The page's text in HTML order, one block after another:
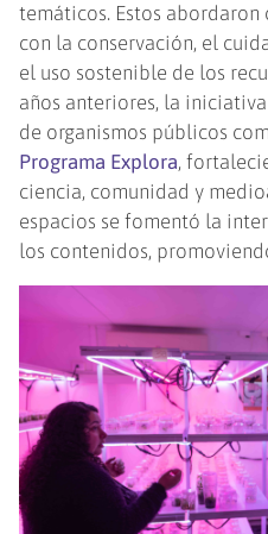
temáticos. Estos
con la conservación, el
el uso sostenible de los
años anteriores, la
de organismos públicos
Programa Explora,
ciencia, comunidad y
espacios se fomentó la
los contenidos,